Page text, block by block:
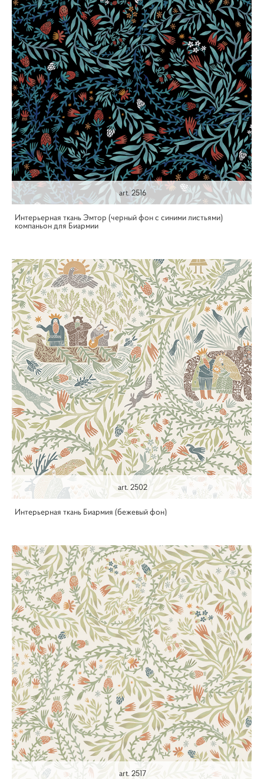
art. 2516
Интерьерная ткань Эмтор (черный фон с синими листьями)
компаньон для Биармии
art. 2502
Интерьерная ткань Биармия (бежевый фон)
art. 2517